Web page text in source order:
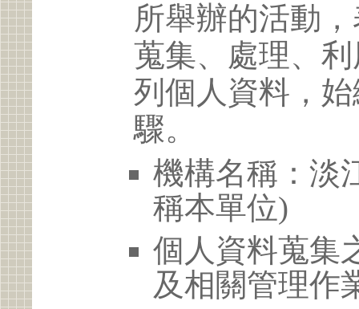
所舉辦的活動
蒐集、處理、
列個人資料，
驟。
機構名稱：淡
稱本單位)
個人資料蒐集
及相關管理作